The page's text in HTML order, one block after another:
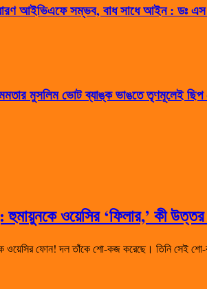
ধারণ আইভিএফে সম্ভব, বাধ সাধে আইন : ডঃ
মুসলিম ভোট ব্যাঙ্ক ভাঙতে তৃণমূলেই ছিপ
ওয়েসির ‘ফিলার,’ কী উত্তর
ওয়েসির ফোন! দল তাঁকে শো-কজ করেছে। তিনি সেই